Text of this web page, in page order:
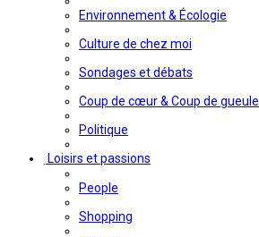
Environnement & Écologie
Culture de chez moi
Sondages et débats
Coup de cœur & Coup de gueule
Politique
Loisirs et passions
People
Shopping